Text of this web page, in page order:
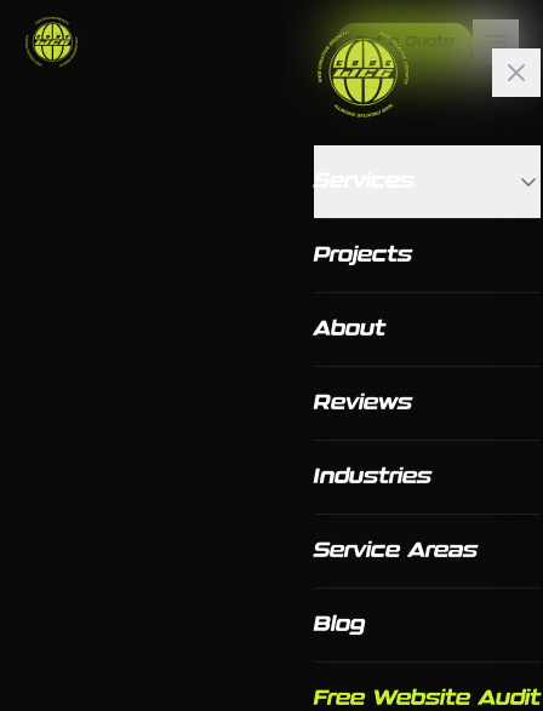
Get a Quote
Projects
About
Reviews
Industries
Service Areas
Blog
Free Website Audit